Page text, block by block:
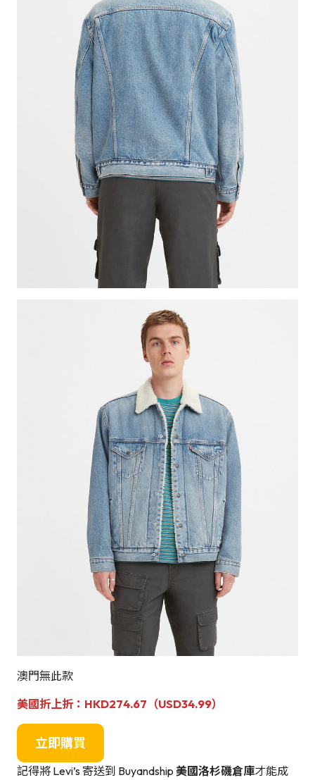
澳門無此款
美國折上折： HKD274.67（USD34.99）
立即購買
記得將 Levi’s 寄送到 Buyandship 美國洛杉磯倉庫才能成